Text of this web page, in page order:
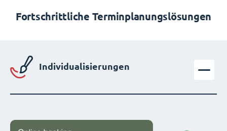
Fortschrittliche Terminplanungslösungen
Individualisierungen